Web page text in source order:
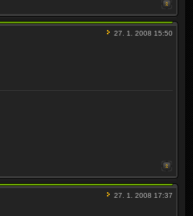
27. 1. 2008 15:50
27. 1. 2008 17:37